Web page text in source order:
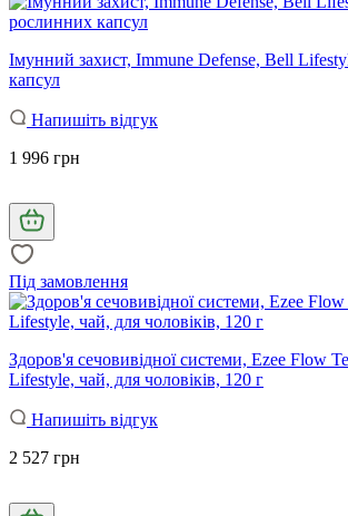
Імунний захист, Immune Defense, Bell
капсул
Напишіть відгук
1 996 грн
Під замовлення
Здоров'я сечовивідної системи, Ezee Flow
Lifestyle, чай, для чоловіків, 120 г
Напишіть відгук
2 527 грн